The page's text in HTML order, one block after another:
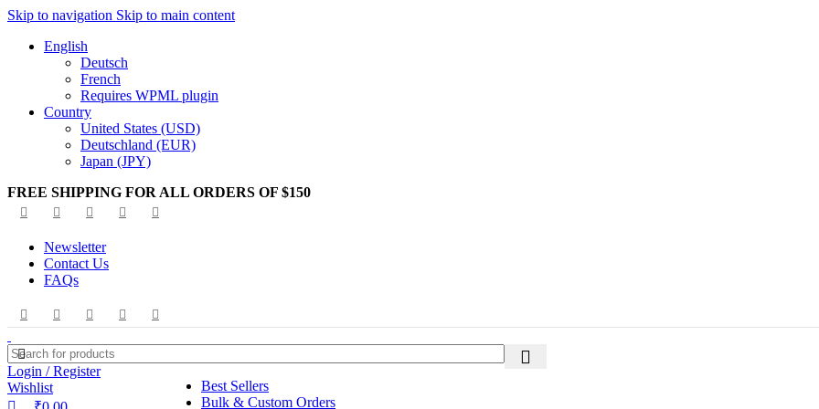
Skip to navigation Skip to main content
English
Deutsch
French
Requires WPML plugin
Country
United States (USD)
Deutschland (EUR)
Japan (JPY)
FREE SHIPPING FOR ALL ORDERS OF $150
Newsletter
Contact Us
FAQs
Best Sellers
Bulk & Custom Orders
Login / Register
Wishlist